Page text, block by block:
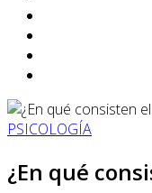
PSICOLOGÍA
¿En qué